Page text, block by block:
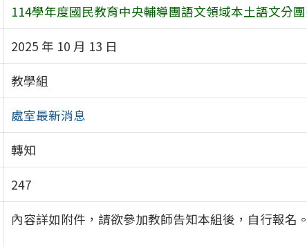
114學年度國民教育中央輔導團語文領域本土語文分
2025 年 10 月 13 日
教學組
處室最新消息
轉知
247
內容詳如附件，請欲參加教師告知本組後，自行報名